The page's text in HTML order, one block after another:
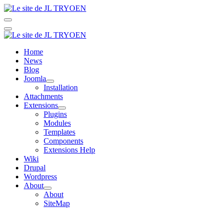
Home
News
Blog
Joomla
Installation
Attachments
Extensions
Plugins
Modules
Templates
Components
Extensions Help
Wiki
Drupal
Wordpress
About
About
SiteMap